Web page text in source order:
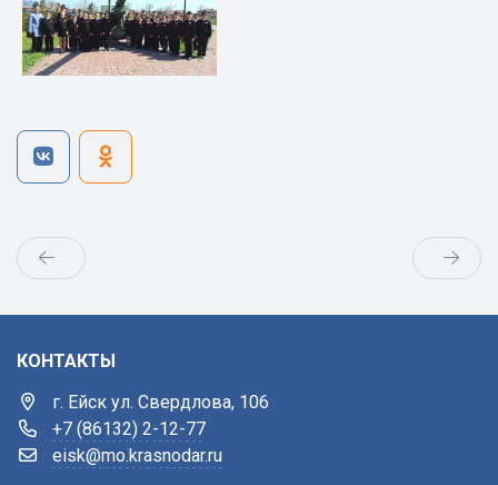
КОНТАКТЫ
г. Ейск ул. Свердлова, 106
+7 (86132) 2-12-77
eisk@mo.krasnodar.ru